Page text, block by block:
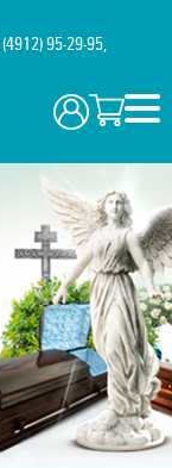
(4912) 95-29-95,